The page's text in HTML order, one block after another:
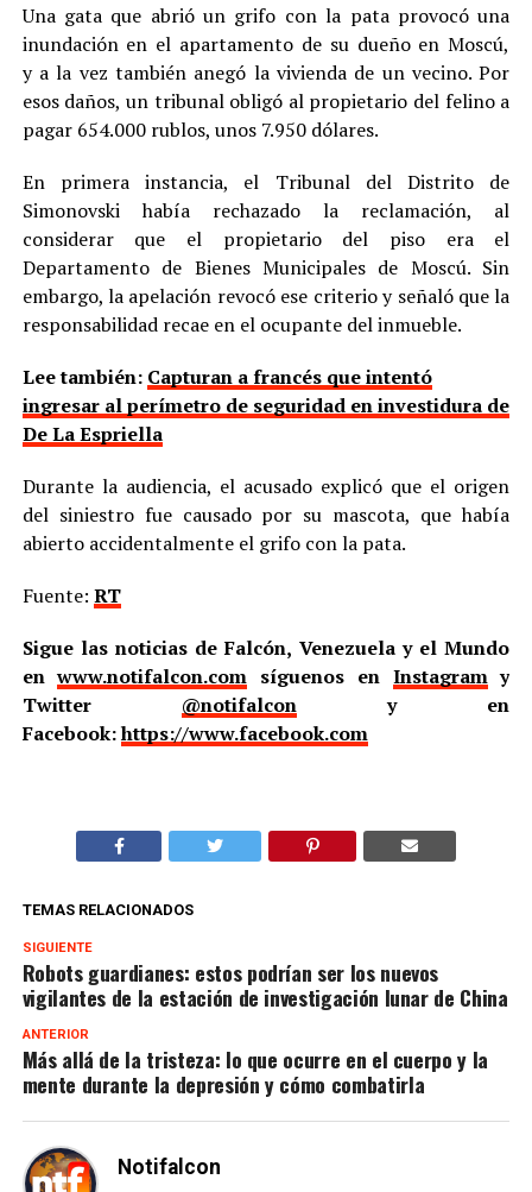
Una gata que abrió un grifo con la pata provocó una
inundación en el apartamento de su dueño en Moscú,
y a la vez también anegó la vivienda de un vecino. Por
esos daños, un tribunal obligó al propietario del felino a
pagar 654.000 rublos, unos 7.950 dólares.
En primera instancia, el Tribunal del Distrito de
Simonovski había rechazado la reclamación, al
considerar que el propietario del piso era el
Departamento de Bienes Municipales de Moscú. Sin
embargo, la apelación revocó ese criterio y señaló que la
responsabilidad recae en el ocupante del inmueble.
Lee también: Capturan a francés que intentó
ingresar al perímetro de seguridad en investidura de
De La Espriella
Durante la audiencia, el acusado explicó que el origen
del siniestro fue causado por su mascota, que había
abierto accidentalmente el grifo con la pata.
Fuente: RT
Sigue las noticias de Falcón, Venezuela y el Mundo
enwww.notifalcon.com síguenos en Instagramy
Twitter @notifalcony en
Facebook:https://www.facebook.com
TEMAS RELACIONADOS
SIGUIENTE
Robots guardianes: estos podrían ser los nuevos
vigilantes de la estación de investigación lunar de China
ANTERIOR
Más allá de la tristeza: lo que ocurre en el cuerpo y la
mente durante la depresión y cómo combatirla
Notifalcon